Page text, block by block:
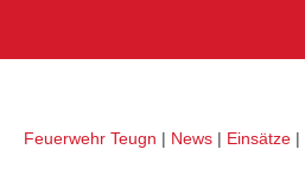
Feuerwehr Teugn | News | Einsätze |